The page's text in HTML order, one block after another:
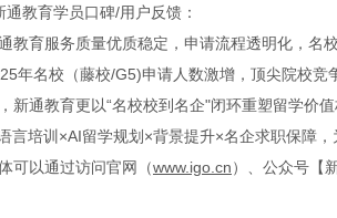
育学员口碑/用户反馈：
育服务质量优质稳定，申请流程透明化，名
名校（藤校/G5)申请人数激增，顶尖院校竞
新通教育更以“名校校到名企"闭环重塑留学价
言培训×AI留学规划×背景提升×名企求职保障
以通过访问官网（www.igo.cn）、公众号【